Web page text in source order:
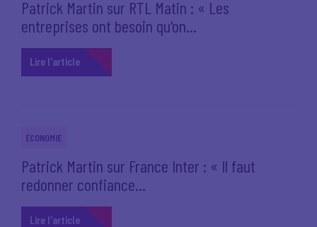
Patrick Martin sur RTL Matin : « Les
entreprises ont besoin qu'on...
Lire l'article
ÉCONOMIE
Patrick Martin sur France Inter : « Il faut
redonner confiance...
Lire l'article